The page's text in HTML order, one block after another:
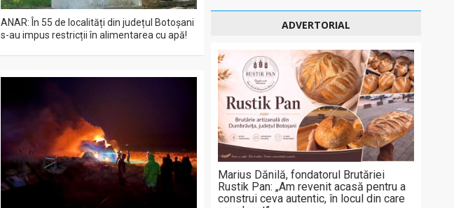
ANAR: În 55 de localități din județul Botoșani
s-au impus restricții în alimentarea cu apă!
ADVERTORIAL
Marius Dănilă, fondatorul Brutăriei
Rustik Pan: „Am revenit acasă pentru a
construi ceva autentic, în locul din care